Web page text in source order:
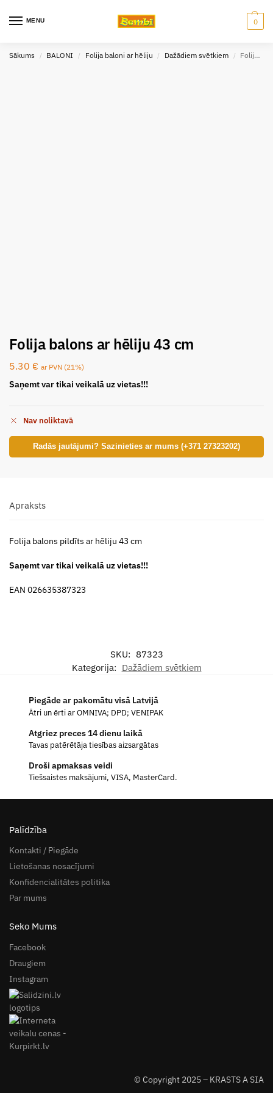
MENU 0
Sākums / BALONI / Folija baloni ar hēliju / Dažādiem svētkiem / Folija balons ar hēliju 43 cm
Folija balons ar hēliju 43 cm
5.30 € ar PVN (21%)
Saņemt var tikai veikalā uz vietas!!!
Nav noliktavā
Radās jautājumi? Sazinieties ar mums (+371 27323202)
Apraksts
Folija balons pildīts ar hēliju 43 cm
Saņemt var tikai veikalā uz vietas!!!
EAN 026635387323
SKU: 87323
Kategorija: Dažādiem svētkiem
Piegāde ar pakomātu visā Latvijā
Ātri un ērti ar OMNIVA; DPD; VENIPAK
Atgriez preces 14 dienu laikā
Tavas patērētāja tiesības aizsargātas
Droši apmaksas veidi
Tiešsaistes maksājumi, VISA, MasterCard.
Palīdzība
Kontakti / Piegāde
Lietošanas nosacījumi
Konfidencialitātes politika
Par mums
Seko Mums
Facebook
Draugiem
Instagram
© Copyright 2025 – KRASTS A SIA